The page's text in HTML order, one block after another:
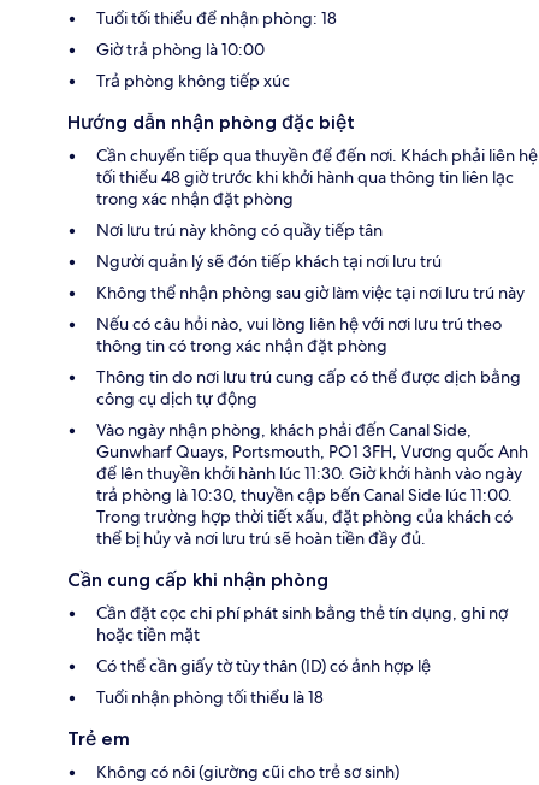
Tuổi tối thiểu để nhận phòng: 18
Giờ trả phòng là 10:00
Trả phòng không tiếp xúc
Hướng dẫn nhận phòng đặc biệt
Cần chuyển tiếp qua thuyền để đến nơi. Khách phải liên hệ
tối thiểu 48 giờ trước khi khởi hành qua thông tin liên lạc
trong xác nhận đặt phòng
Nơi lưu trú này không có quầy tiếp tân
Người quản lý sẽ đón tiếp khách tại nơi lưu trú
Không thể nhận phòng sau giờ làm việc tại nơi lưu trú này
Nếu có câu hỏi nào, vui lòng liên hệ với nơi lưu trú theo
thông tin có trong xác nhận đặt phòng
Thông tin do nơi lưu trú cung cấp có thể được dịch bằng
công cụ dịch tự động
Vào ngày nhận phòng, khách phải đến Canal Side,
Gunwharf Quays, Portsmouth, PO1 3FH, Vương quốc Anh
để lên thuyền khởi hành lúc 11:30. Giờ khởi hành vào ngày
trả phòng là 10:30, thuyền cập bến Canal Side lúc 11:00.
Trong trường hợp thời tiết xấu, đặt phòng của khách có
thể bị hủy và nơi lưu trú sẽ hoàn tiền đầy đủ.
Cần cung cấp khi nhận phòng
Cần đặt cọc chi phí phát sinh bằng thẻ tín dụng, ghi nợ
hoặc tiền mặt
Có thể cần giấy tờ tùy thân (ID) có ảnh hợp lệ
Tuổi nhận phòng tối thiểu là 18
Trẻ em
Không có nôi (giường cũi cho trẻ sơ sinh)